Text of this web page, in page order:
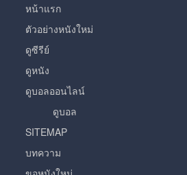
หน้าแรก
ตัวอย่างหนังใหม่
ดูซีรีย์
ดูหนัง
ดูบอลออนไลน์
ดูบอล
SITEMAP
บทความ